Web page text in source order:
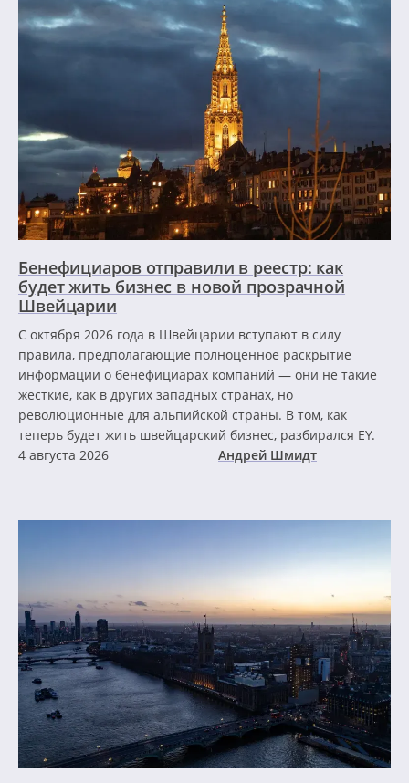
Бенефициаров отправили в реестр: как
будет жить бизнес в новой прозрачной
Швейцарии
С октября 2026 года в Швейцарии вступают в силу
правила, предполагающие полноценное раскрытие
информации о бенефициарах компаний — они не такие
жесткие, как в других западных странах, но
революционные для альпийской страны. В том, как
теперь будет жить швейцарский бизнес, разбирался EY.
4 августа 2026
Андрей Шмидт